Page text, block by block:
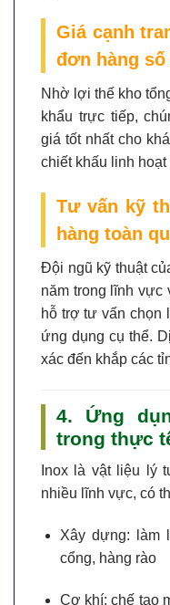
Giá cạnh
đơn hàng
Nhờ lợi thế kho
khẩu trực tiếp,
giá tốt nhất cho
chiết khấu linh
Tư vấn kỹ
hàng toàn
Đội ngũ kỹ thuật
năm trong lĩnh vực
hỗ trợ tư vấn chọn
ứng dụng cụ thể.
xác đến khắp các
4. Ứng
trong thực
Inox là vật liệu lý
nhiều lĩnh vực, có
Xây dựng: làm
cổng, hàng rào
Cơ khí: chế tạo